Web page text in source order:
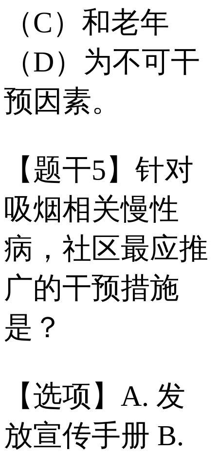
（C）和老年
（D）为不可干
预因素。
【题干5】针对
吸烟相关慢性
病，社区最应推
广的干预措施
是？
【选项】A. 发
放宣传手册 B.